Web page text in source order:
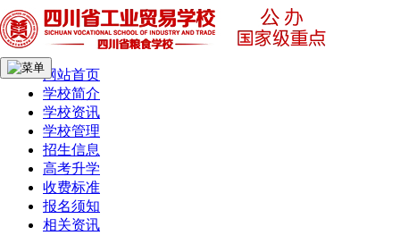
网站首页
学校简介
学校资讯
学校管理
招生信息
高考升学
收费标准
报名须知
相关资讯